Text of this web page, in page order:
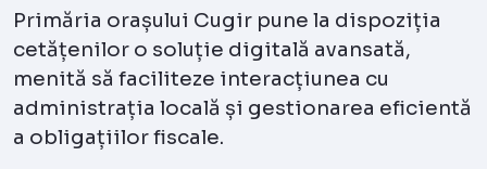
Primăria orașului Cugir pune la dispoziția
cetățenilor o soluție digitală avansată,
menită să faciliteze interacțiunea cu
administrația locală și gestionarea eficientă
a obligațiilor fiscale.